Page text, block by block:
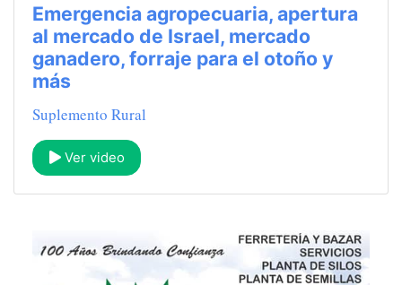
Emergencia agropecuaria, apertura
al mercado de Israel, mercado
ganadero, forraje para el otoño y
más
Suplemento Rural
Ver video